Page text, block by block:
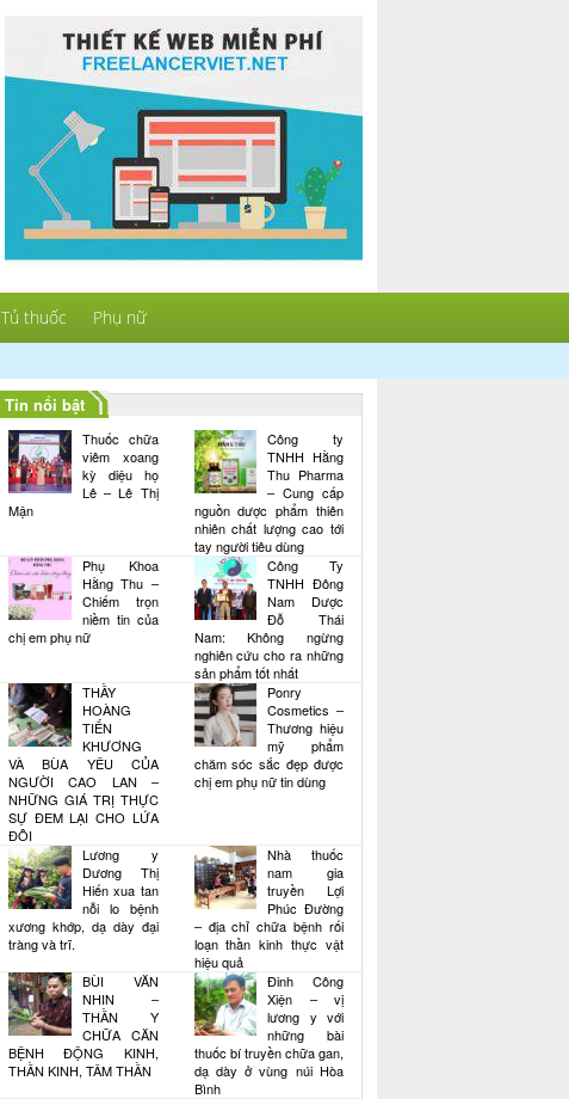
Tủ thuốc Phụ nữ
Tin nổi bật
Thuốc chữa
viêm xoang
kỳ diệu họ
Lê – Lê Thị
Mận
Công ty
TNHH Hằng
Thu Pharma
– Cung cấp
nguồn dược phẩm thiên
nhiên chất lượng cao tới
tay người tiêu dùng
Phụ Khoa
Hằng Thu –
Chiếm trọn
niềm tin của
chị em phụ nữ
Công Ty
TNHH Đông
Nam Dược
Đỗ Thái
Nam: Không ngừng
nghiên cứu cho ra những
sản phẩm tốt nhất
THẦY
HOÀNG
TIẾN
KHƯƠNG
VÀ BÙA YÊU CỦA
NGƯỜI CAO LAN –
NHỮNG GIÁ TRỊ THỰC
SỰ ĐEM LẠI CHO LỨA
ĐÔI
Ponry
Cosmetics –
Thương hiệu
mỹ phẩm
chăm sóc sắc đẹp được
chị em phụ nữ tin dùng
Lương y
Dương Thị
Hiến xua tan
nỗi lo bệnh
xương khớp, dạ dày đại
tràng và trĩ.
Nhà thuốc
nam gia
truyền Lợi
Phúc Đường
– địa chỉ chữa bệnh rối
loạn thần kinh thực vật
hiệu quả
BÙI VĂN
NHIN –
THẦN Y
CHỮA CĂN
BỆNH ĐỘNG KINH,
THẦN KINH, TÂM THẦN
Đinh Công
Xiện – vị
lương y với
những bài
thuốc bí truyền chữa gan,
dạ dày ở vùng núi Hòa
Bình